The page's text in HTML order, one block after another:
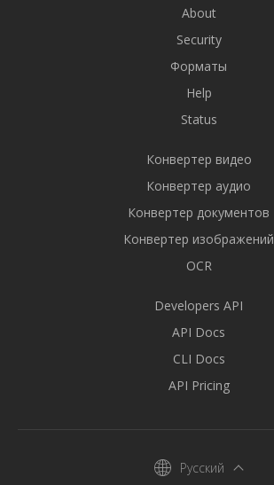
About
Security
Форматы
Help
Status
Конвертер видео
Конвертер аудио
Конвертер документов
Конвертер изображений
OCR
Developers API
API Docs
CLI Docs
API Pricing
Русский